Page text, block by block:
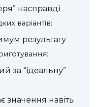
насправді
варіантів:
результату
за “ідеальну”
значення навіть